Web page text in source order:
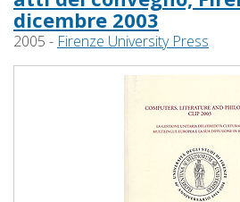
dicembre 2003
2005 - Firenze University Press